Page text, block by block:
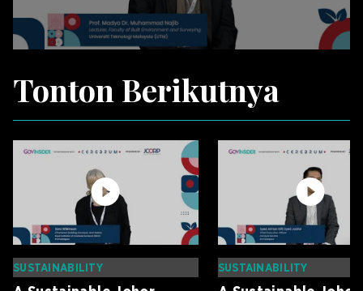
Tonton Berikutnya
SUSTAINABILITY SUSTAINABILITY